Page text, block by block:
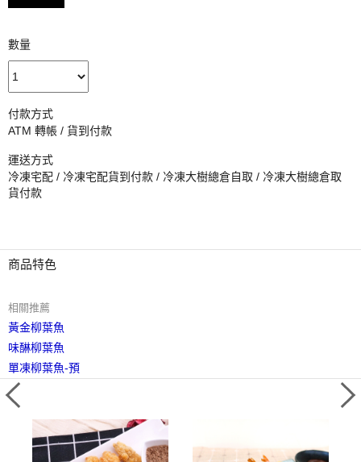
數量
付款方式
ATM 轉帳 / 貨到付款
運送方式
冷凍宅配 / 冷凍宅配貨到付款 / 冷凍大樹總倉自取 / 冷凍大樹總倉取
貨付款
商品特色
相關推薦
黃金柳葉魚
味醂柳葉魚
單凍柳葉魚-預